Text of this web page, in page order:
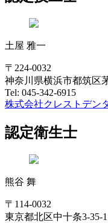
土屋 雅一
〒224-0032
神奈川県横浜市都筑区
Tel: 045-342-6915
株式会社クレストデン
認定衛生士
熊谷 舞
〒114-0032
東京都北区中十条3-35-